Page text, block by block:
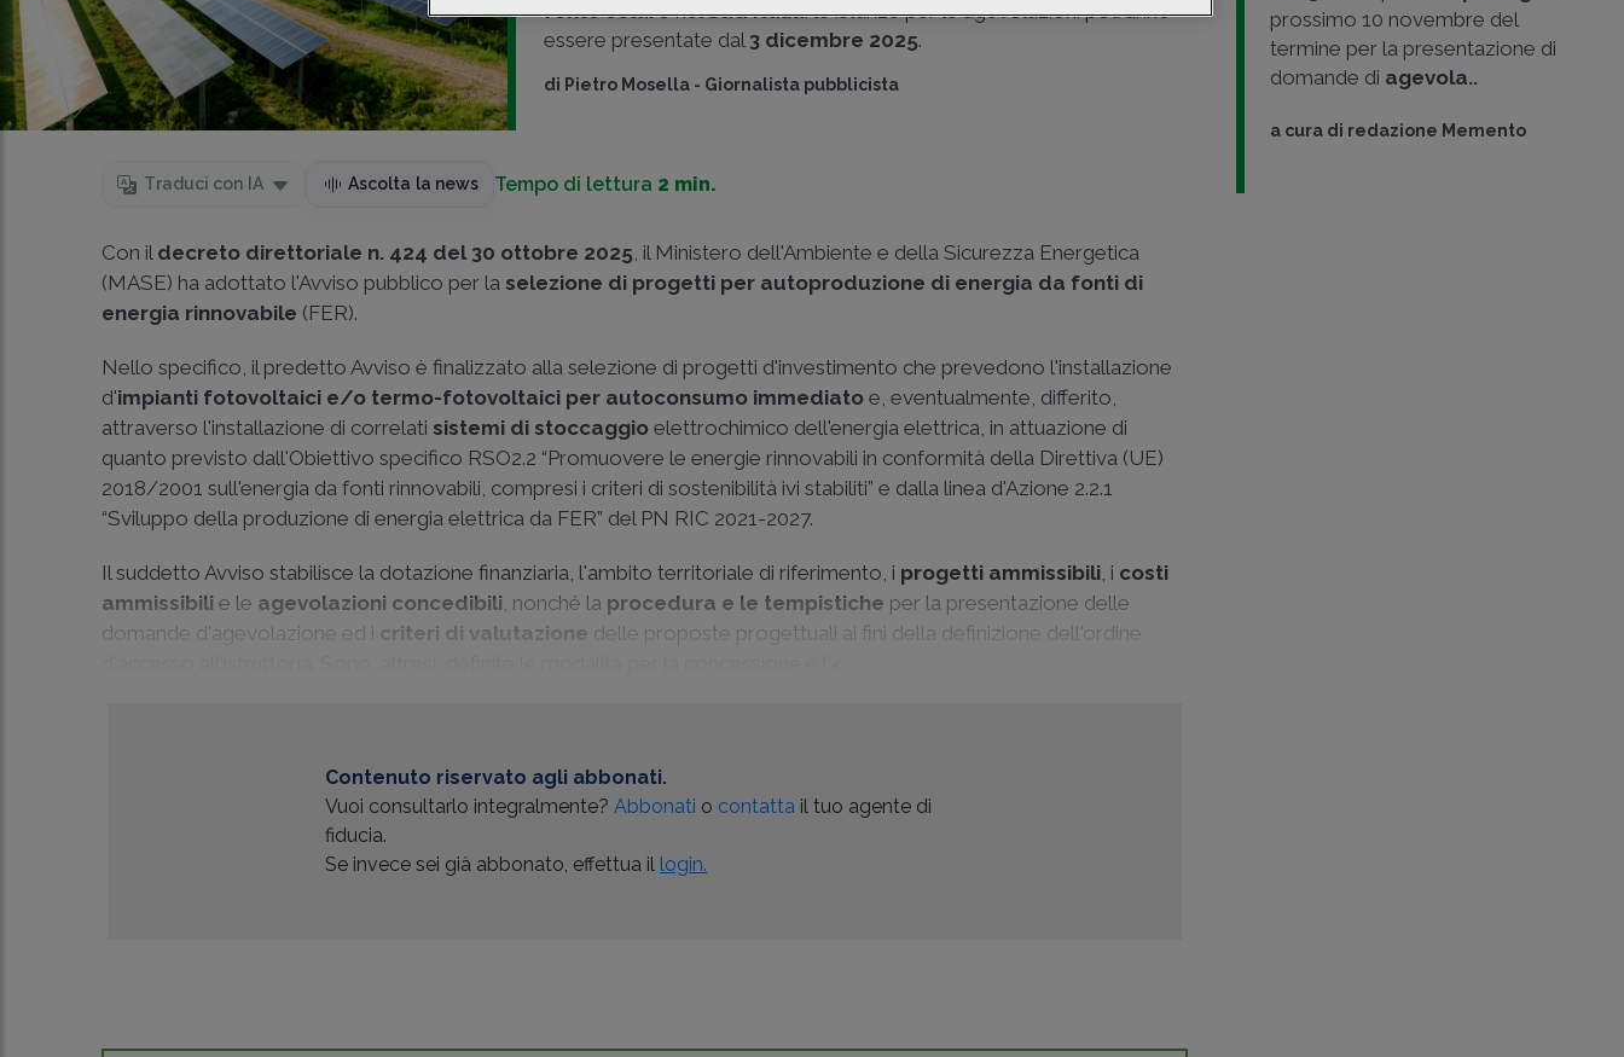
fonte solarenelSud Italia: le istanze per le agevolazioni potranno
essere presentate dal 3 dicembre 2025.
di Pietro Mosella - Giornalista pubblicista
Traduci con IA Ascolta la news Tempo di lettura 2 min.
Con il decreto direttoriale n. 424 del 30 ottobre 2025, il Ministero dell'Ambiente e della Sicurezza Energetica
(MASE) ha adottato l'Avviso pubblico per la selezione di progetti per autoproduzione di energia da fonti di
energia rinnovabile (FER).
Nello specifico, il predetto Avviso è finalizzato alla selezione di progetti d'investimento che prevedono l'installazione
d'impianti fotovoltaici e/o termo-fotovoltaici per autoconsumo immediato e, eventualmente, differito,
attraverso l'installazione di correlati sistemi di stoccaggio elettrochimico dell'energia elettrica, in attuazione di
quanto previsto dall'Obiettivo specifico RSO2.2 “Promuovere le energie rinnovabili in conformità della Direttiva (UE)
2018/2001 sull'energia da fonti rinnovabili, compresi i criteri di sostenibilità ivi stabiliti” e dalla linea d'Azione 2.2.1
“Sviluppo della produzione di energia elettrica da FER” del PN RIC 2021-2027.
Il suddetto Avviso stabilisce la dotazione finanziaria, l'ambito territoriale di riferimento, i progetti ammissibili, i costi
ammissibili e le agevolazioni concedibili, nonché la procedura e le tempistiche per la presentazione delle
domande d'agevolazione ed i criteri di valutazione delle proposte progettuali ai fini della definizione dell'ordine
Contenuto riservato agli abbonati.
Vuoi consultarlo integralmente?Abbonati o contatta il tuo agente di
fiducia.
Se invece sei già abbonato, effettua il login.
prossimo 10 novembre del
termine per la presentazione di
domande di agevola..
a cura di redazione Memento